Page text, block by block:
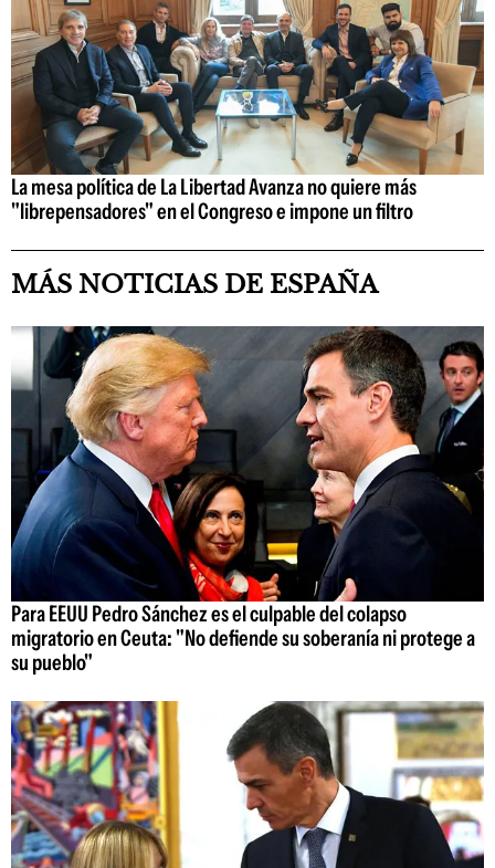
La mesa política de La Libertad Avanza no quiere más
"librepensadores" en el Congreso e impone un filtro
MÁS NOTICIAS DE ESPAÑA
Para EEUU Pedro Sánchez es el culpable del colapso
migratorio en Ceuta: "No defiende su soberanía ni protege a
su pueblo"